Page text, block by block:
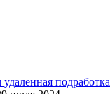
подработка